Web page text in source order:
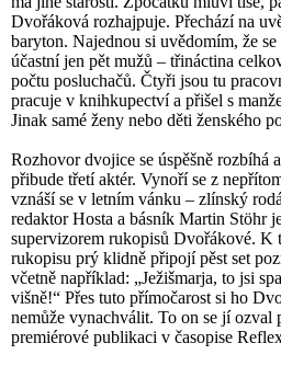
Dvořáková rozhajpuje. Přechází na
baryton. Najednou si uvědomím, že se
účastní jen pět mužů – třináctina
počtu posluchačů. Čtyři jsou tu
pracuje v knihkupectví a přišel s
Jinak samé ženy nebo děti ženského
Rozhovor dvojice se úspěšně rozbíhá
přibude třetí aktér. Vynoří se z
vznáší se v letním vánku – zlínský
redaktor Hosta a básník Martin Stöhr
supervizorem rukopisů Dvořákové. K
rukopisu prý klidně připojí pěst set
včetně například: „Ježišmarja, to jsi
višně!“ Přes tuto přímočarost si ho
nemůže vynachválit. To on se jí ozval
premiérové publikaci v časopise